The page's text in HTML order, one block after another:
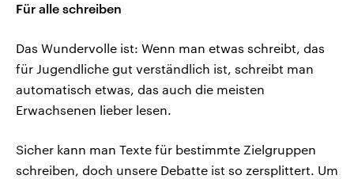
Für alle schreiben
Das Wundervolle ist: Wenn man etwas schreibt, das
für Jugendliche gut verständlich ist, schreibt man
automatisch etwas, das auch die meisten
Erwachsenen lieber lesen.
Sicher kann man Texte für bestimmte Zielgruppen
schreiben, doch unsere Debatte ist so zersplittert. Um